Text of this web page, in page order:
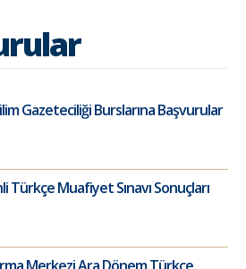
Gazeteciliği Burslarına Başvurular
Türkçe Muafiyet Sınavı Sonuçları